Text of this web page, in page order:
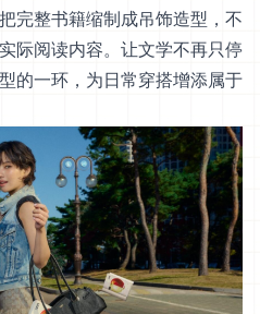
完整书籍缩制成吊饰造型，不
际阅读内容。让文学不再只停
的一环，为日常穿搭增添属于